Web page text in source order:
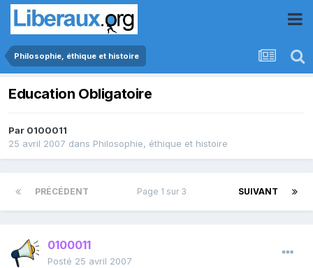
Philosophie, éthique et histoire
Education Obligatoire
Par 0100011
25 avril 2007 dans Philosophie, éthique et histoire
PRÉCÉDENT SUIVANT
Page 1 sur 3
0100011
Posté 25 avril 2007